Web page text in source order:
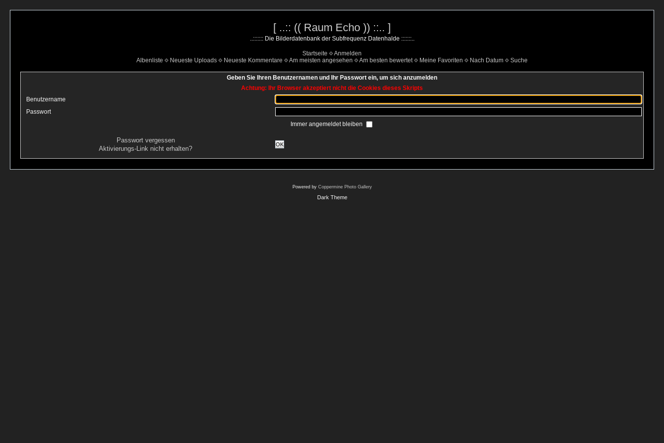
[ ..:: (( Raum Echo )) ::.. ]
..::::::: Die Bilderdatenbank der Subfrequenz Datenhalde :::::::..
Startseite
Anmelden
Albenliste
Neueste Uploads Neueste Kommentare Am meisten angesehen Am besten bewertet Meine Favoriten Nach Datum Suche
Geben Sie Ihren Benutzernamen und Ihr Passwort ein, um sich anzumelden
Achtung: Ihr Browser akzeptiert nicht die Cookies dieses Skripts
Benutzername
Passwort
Immer angemeldet bleiben
Passwort vergessen
Aktivierungs-Link nicht erhalten?
OK
Powered by Coppermine Photo Gallery
Dark Theme